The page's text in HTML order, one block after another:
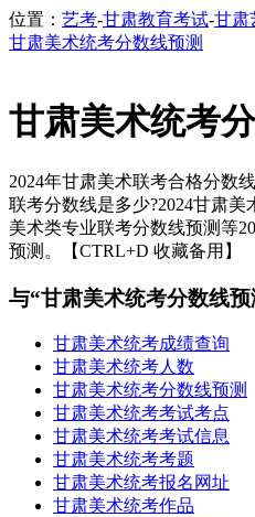
位置： 艺考-甘肃教育考试-甘肃
甘肃美术统考分数线预测
甘肃美术统考
2024年甘肃美术联考合格分数
联考分数线是多少?2024甘肃
美术类专业联考分数线预测等
预测。【CTRL+D 收藏备用】
与“甘肃美术统考分数线
甘肃美术统考成绩查询
甘肃美术统考人数
甘肃美术统考分数线预测
甘肃美术统考考试考点
甘肃美术统考考试信息
甘肃美术统考考题
甘肃美术统考报名网址
甘肃美术统考作品